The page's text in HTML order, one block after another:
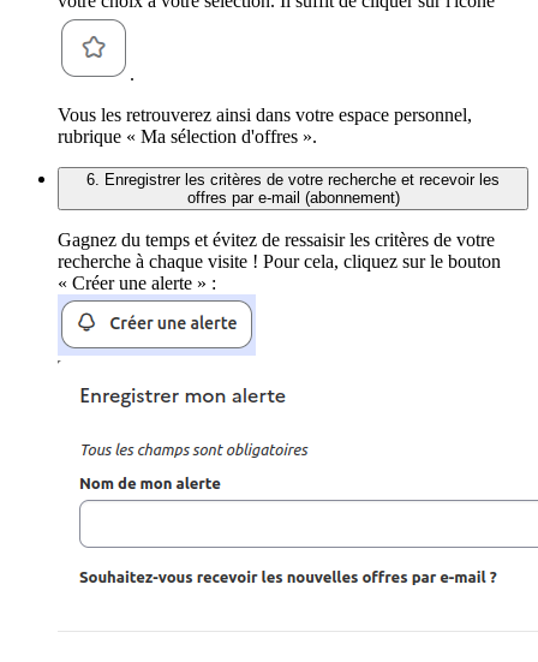
.
Vous les retrouverez ainsi dans votre espace personnel,
rubrique « Ma sélection d'offres ».
6. Enregistrer les critères de votre recherche et recevoir les
offres par e-mail (abonnement)
Gagnez du temps et évitez de ressaisir les critères de votre
recherche à chaque visite ! Pour cela, cliquez sur le bouton
« Créer une alerte » :